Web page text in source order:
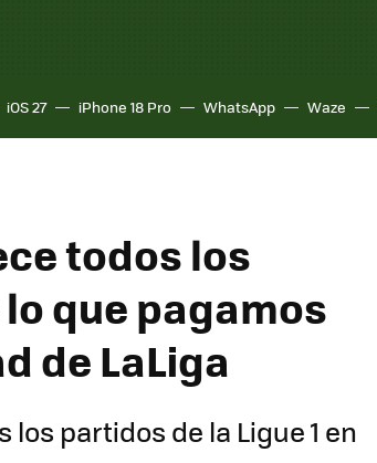
iOS 27 iPhone 18 Pro WhatsApp Waze
todos los
que pagamos
de LaLiga
los partidos de la Ligue 1 en